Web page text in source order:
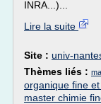
INRA...)...
Lire la suite
Site : univ-
Thèmes liés :
organique fine
master chimie